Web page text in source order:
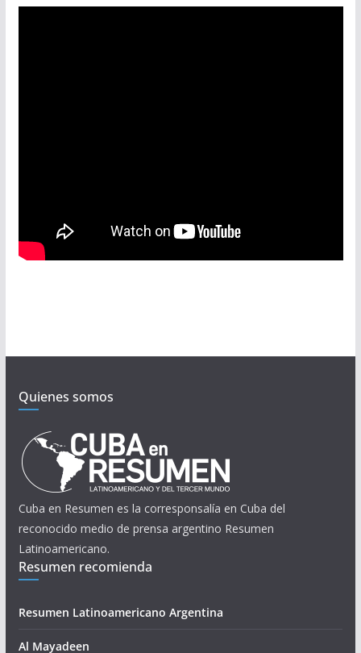
Quienes somos
Cuba en Resumen es la corresponsalía en Cuba del
reconocido medio de prensa argentino Resumen
Latinoamericano.
Resumen recomienda
Resumen Latinoamericano Argentina
Al Mayadeen